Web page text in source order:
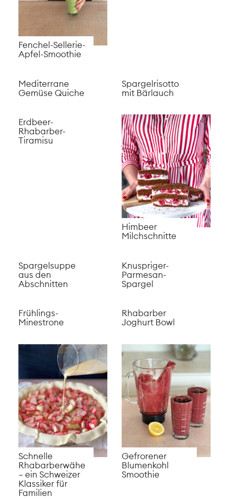
Fenchel-Sellerie-
Apfel-Smoothie
Mediterrane
Gemüse Quiche
Spargelrisotto
mit Bärlauch
Erdbeer-
Rhabarber-
Tiramisu
Himbeer
Milchschnitte
Spargelsuppe
aus den
Abschnitten
Knuspriger-
Parmesan-
Spargel
Frühlings-
Minestrone
Rhabarber
Joghurt Bowl
Schnelle
Rhabarberwähe
– ein Schweizer
Klassiker für
Familien
Gefrorener
Blumenkohl
Smoothie